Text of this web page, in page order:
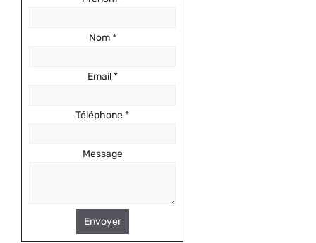
Nom*
Email*
Téléphone*
Message
Envoyer